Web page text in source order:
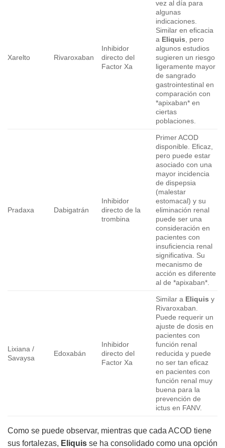
Xarelto Rivaroxaban
Inhibidor
directo del
Factor Xa
vez al día para
algunas
indicaciones.
Similar en eficacia
a Eliquis , pero
algunos estudios
sugieren un riesgo
ligeramente mayor
de sangrado
gastrointestinal en
comparación con
*apixaban* en
ciertas
poblaciones.
Pradaxa Dabigatrán
Inhibidor
directo de la
trombina
Primer ACOD
disponible. Eficaz,
pero puede estar
asociado con una
mayor incidencia
de dispepsia
(malestar
estomacal) y su
eliminación renal
puede ser una
consideración en
pacientes con
insuficiencia renal
significativa. Su
mecanismo de
acción es diferente
al de *apixaban*.
Lixiana /
Savaysa
Edoxabán
Inhibidor
directo del
Factor Xa
Similar a Eliquis y
Rivaroxaban.
Puede requerir un
ajuste de dosis en
pacientes con
función renal
reducida y puede
no ser tan eficaz
en pacientes con
función renal muy
buena para la
prevención de
ictus en FANV.
Como se puede observar, mientras que cada ACOD tiene
sus fortalezas, Eliquis se ha consolidado como una opción